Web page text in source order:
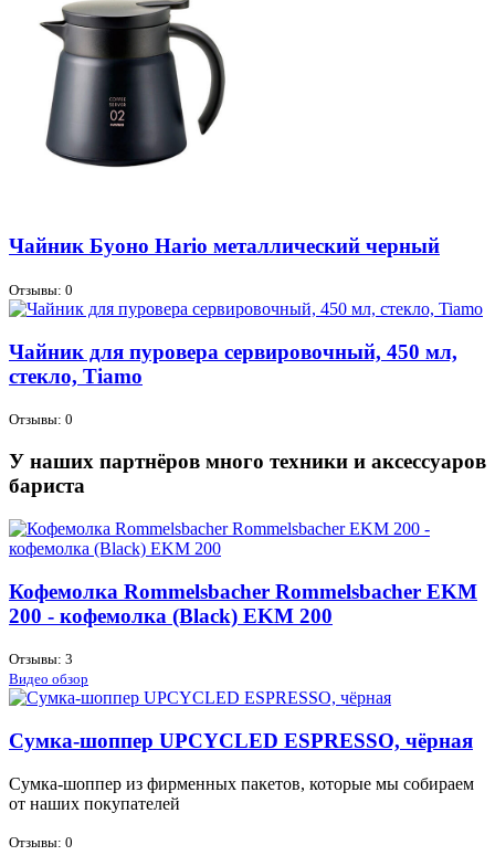
Чайник Буоно Hario металлический черный
Отзывы: 0
Чайник для пуровера сервировочный, 450 мл,
стекло, Tiamo
Отзывы: 0
У наших партнёров много техники и аксессуаров
бариста
Кофемолка Rommelsbacher Rommelsbacher EKM
200 - кофемолка (Black) EKM 200
Отзывы: 3
Видео обзор
Сумка-шоппер UPCYCLED ESPRESSO, чёрная
Сум­ка-шоп­пер из фир­мен­ных па­ке­тов, ко­то­рые мы со­би­ра­ем
от на­ших по­ку­па­те­лей
Отзывы: 0